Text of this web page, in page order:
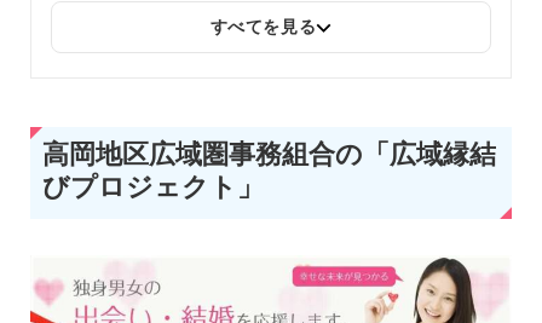
すべてを見る
高岡地区広域圏事務組合の「広域縁結
びプロジェクト」